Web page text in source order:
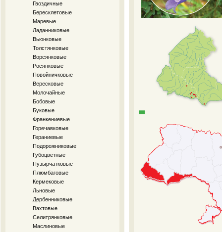
Гвоздичные
Бересклетовые
Маревые
Ладанниковые
Вьюнковые
Толстянковые
Ворсянковые
Росянковые
Повойничковые
Вересковые
Молочайные
Бобовые
Буковые
Франкениевые
Горечавковые
Гераниевые
Подорожниковые
Губоцветные
Пузырчатковые
Плюмбаговые
Кермековые
Льновые
Дербенниковые
Вахтовые
Селитрянковые
Маслиновые